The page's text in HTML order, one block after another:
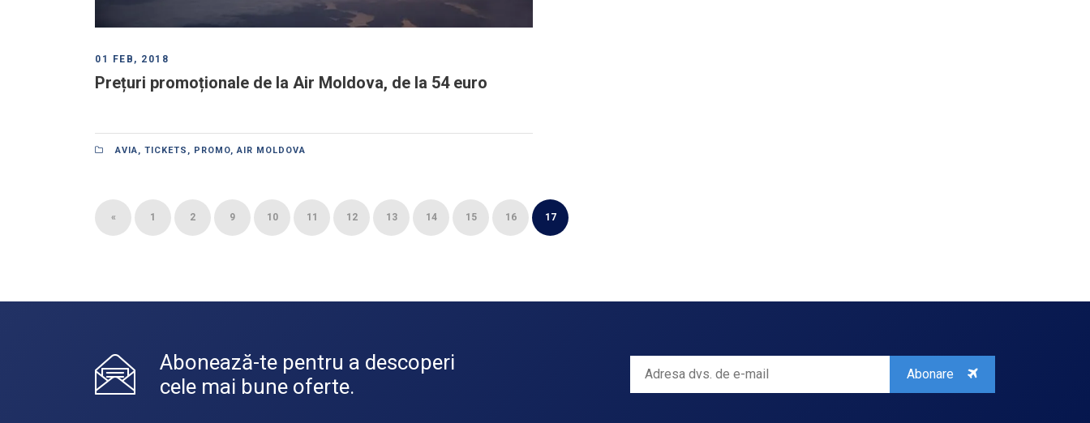
01 FEB, 2018
Prețuri promoționale de la Air Moldova, de la 54 euro
AVIA, TICKETS , PROMO,AIR MOLDOVA
« 1 2 9 10 11 12 13 14 15 16 17
Abonează-te pentru a descoperi
cele mai bune oferte.
Abonare